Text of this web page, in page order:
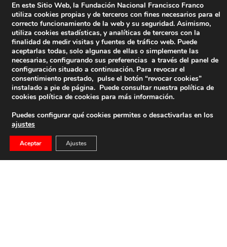
Franco, Por Gonzalo Fernández De La Mora Y
Món
En este Sitio Web, la Fundación Nacional Francisco Franco
utiliza cookies propias y de terceros con fines necesarios para el
correcto funcionamiento de la web y su seguridad. Asimismo,
utiliza cookies estadísticas, y analíticas de terceros con la
finalidad de medir visitas y fuentes de tráfico web. Puede
aceptarlas todas, solo algunas de ellas o simplemente las
necesarias, configurando sus preferencias a través del panel de
configuración situado a continuación. Para revocar el
consentimiento prestado, pulse el botón “revocar cookies”
instalado a pie de página. Puede consultar nuestra política de
cookies política de cookies para más información.
Puedes configurar qué cookies permites o desactivarlas en los
ajustes
Aceptar Ajustes